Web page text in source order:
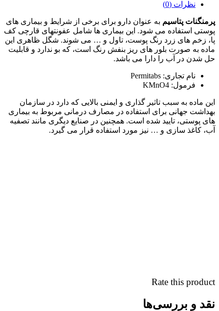
نظرات (0)
پرمنگنات پتاسیم به عنوان دارو برای برخی از شرایط و بیماری های
پوستی استفاده می شود. این بیماری ها شامل عفونتهای قارچی کف
پا، زخم های زرد رنگ پوست، تاول و … می شوند. شگل ظاهری این
ماده به صورت بلور های ریز بنفش رنگ است، که بو ندارد و قابلیت
حل شدن در آب را دارا می باشد.
نام تجاری: Permitabs
فرمول: KMnO4
این ماده به سبب تاثیر گذاری و ایمنی بالایی که دارد در سازمان
بهداشت جهانی برای استفاده در مصارف درمانی مربوط به بیماری
های پوستی، تایید شده است. همچنین در صنایع دیگری مانند تصفیه
آب، کاغذ سازی و … نیز مورد استفاده قرار می گیرد.
Rate this product
نقد و بررسی‌ها